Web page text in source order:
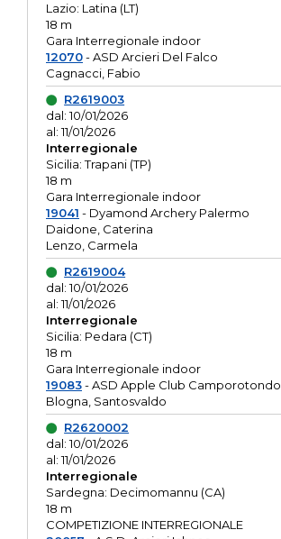
Lazio: Latina (LT)
18 m
Gara Interregionale indoor
12070- ASD Arcieri Del Falco
Cagnacci, Fabio
R2619003
dal: 10/01/2026
al: 11/01/2026
Interregionale
Sicilia: Trapani (TP)
18 m
Gara Interregionale indoor
19041 - Dyamond Archery Palermo
Daidone, Caterina
Lenzo, Carmela
R2619004
dal: 10/01/2026
al: 11/01/2026
Interregionale
Sicilia: Pedara (CT)
18 m
Gara Interregionale indoor
19083- ASD Apple Club Camporotondo
Blogna, Santosvaldo
R2620002
dal: 10/01/2026
al: 11/01/2026
Interregionale
Sardegna: Decimomannu (CA)
18 m
COMPETIZIONE INTERREGIONALE